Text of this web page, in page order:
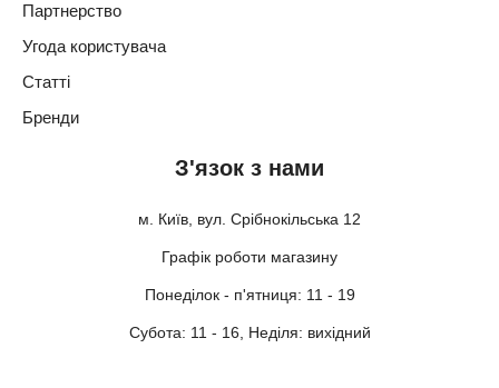
З'язок з нами
м. Київ, вул. Срібнокільська 12
Графік роботи магазину
Понеділок - п'ятниця: 11 - 19
Субота: 11 - 16, Неділя: вихідний
Партнерство
Угода користувача
Статті
Бренди